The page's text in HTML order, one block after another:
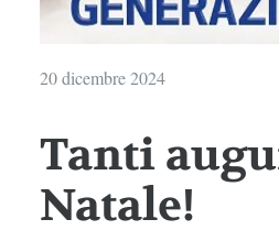
20 dicembre 2024
Tanti
Natale!